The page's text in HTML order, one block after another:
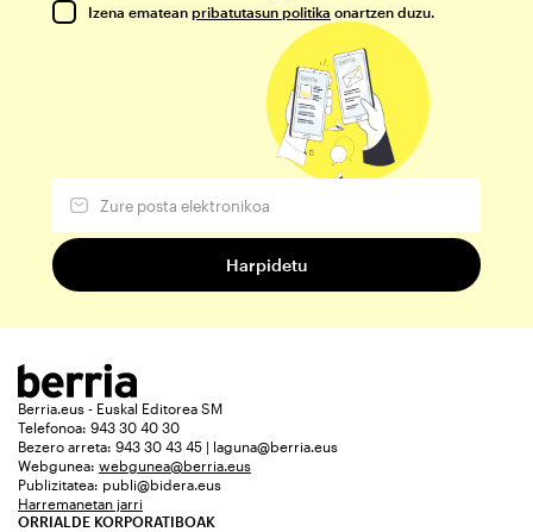
Izena ematean pribatutasun politika onartzen duzu.
Berria.eus - Euskal Editorea SM
Telefonoa: 943 30 40 30
Bezero arreta: 943 30 43 45 | laguna@berria.eus
Webgunea: webgunea@berria.eus
Publizitatea: publi@bidera.eus
Harremanetan jarri
ORRIALDE KORPORATIBOAK